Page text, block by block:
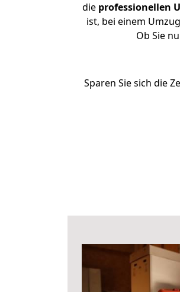
die professionellen
ist, bei einem
Ob Sie
Sparen Sie sich die